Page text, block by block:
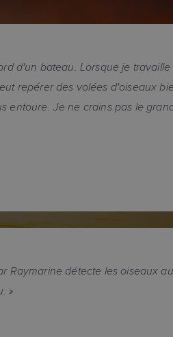
d'un bateau. Lorsque je
repérer des volées d'oiseaux
Je ne crains pas le
Raymarine détecte les oiseaux
»